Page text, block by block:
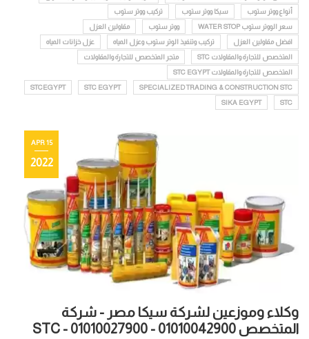
أنواع ووتر ستوب
سيكا ووتر ستوب
تركيب ووتر ستوب
سعر الووتر ستوب WATER STOP
ووتر ستوب
مقاولين العزل
افضل مقاولين العزل
تركيب وتنفيذ الوتر ستوب وعزل المياه
عزل خزانات المياه
المتخصص للتجارة والمقاولات STC
متجر المتخصص للتجارة والمقاولات
المتخصص للتجارة والمقاولات STC EGYPT
SPECIALIZED TRADING & CONSTRUCTION STC
STC EGYPT
STCEGYPT
STC
SIKA EGYPT
وكلاء وموزعين لشركة سيكا مصر - شركة
المتخصص STC - 01010027900 - 01010042900
15 APR
2022